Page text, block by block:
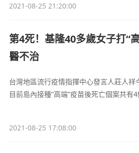
例，引發外界議論要求停打。
2021-08-25 21:20:00
第4死！基隆40多歲女子打“
醫不治
台灣地區流行疫情指揮中心發言人莊人祥
目前島內接種“高端”疫苗後死亡個案共有4
2021-08-25 17:08:00